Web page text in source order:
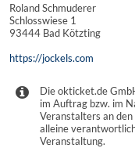
Roland Schmuderer
Schlosswiese 1
93444 Bad Kötzting
https://jockels.com
Die okticket.de
im Auftrag bzw. im
Veranstalters an
alleine
Veranstaltung.